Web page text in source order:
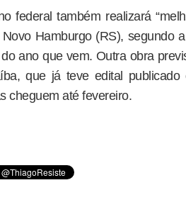
federal também realizará
Hamburgo (RS), segundo
ano que vem. Outra obra
que já teve edital
cheguem até fevereiro.